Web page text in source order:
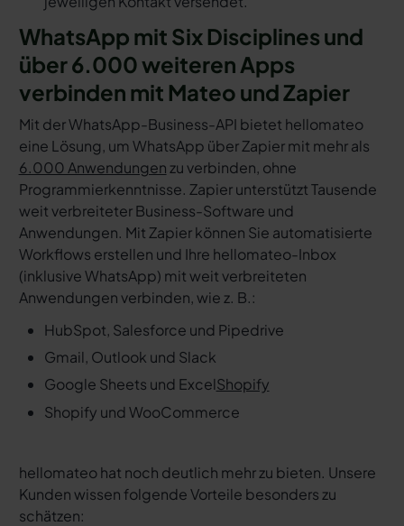
WhatsApp mit Six Disciplines und
über 6.000 weiteren Apps
verbinden mit Mateo und Zapier
Mit der WhatsApp-Business-API bietet hellomateo
eine Lösung, um WhatsApp über Zapier mit mehr als
6.000 Anwendungenzu verbinden, ohne
Programmierkenntnisse. Zapier unterstützt Tausende
weit verbreiteter Business-Software und
Anwendungen. Mit Zapier können Sie automatisierte
Workflows erstellen und Ihre hellomateo-Inbox
(inklusive WhatsApp) mit weit verbreiteten
Anwendungen verbinden, wie z. B.:
HubSpot, Salesforce und Pipedrive
Gmail, Outlook und Slack
Google Sheets und ExcelShopify
Shopify und WooCommerce
hellomateo hat noch deutlich mehr zu bieten. Unsere
Kunden wissen folgende Vorteile besonders zu
schätzen: